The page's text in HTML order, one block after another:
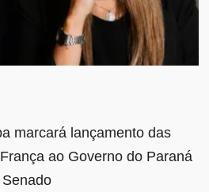
marcará lançamento das
ao Governo do Paraná